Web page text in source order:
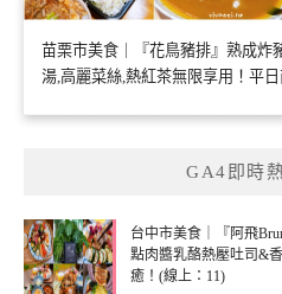
苗栗市美食｜『花鳥豬排』熟成炸
湯,高麗菜絲,熱紅茶無限享用！平
GA4即時
台中市美食｜『阿飛
點肉醬乳酪熱壓吐司&
癒！(線上：11)